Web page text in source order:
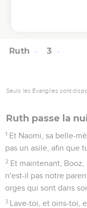
Elle s'attacha donc
Ruth 3
Seuls les Évangiles sont
Ruth passe la
1 Et Naomi, sa belle-
pas un asile, afin que
2 Et maintenant, Booz,
n'est-il pas notre
orges qui sont dans
3 Lave-toi, et oins-toi,